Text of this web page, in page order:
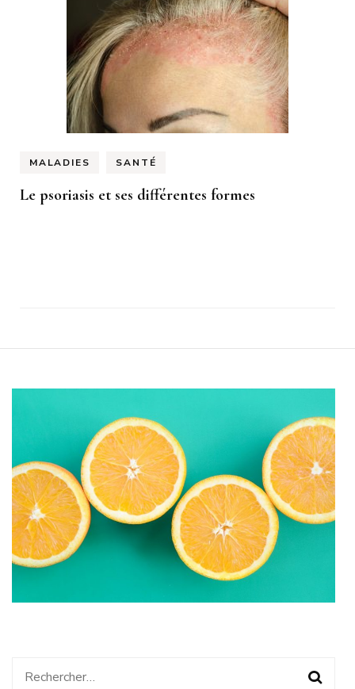
MALADIES SANTÉ
Le psoriasis et ses différentes formes
Rechercher :